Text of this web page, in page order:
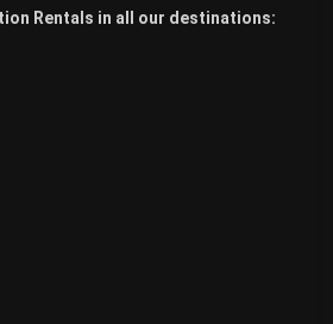
Rentals in all our destinations: